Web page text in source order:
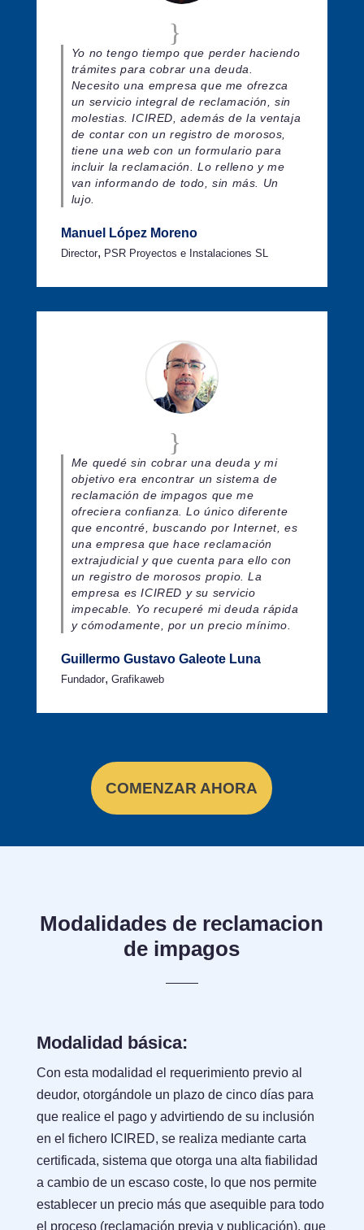
Yo no tengo tiempo que perder haciendo
trámites para cobrar una deuda.
Necesito una empresa que me ofrezca
un servicio integral de reclamación, sin
molestias. ICIRED, además de la ventaja
de contar con un registro de morosos,
tiene una web con un formulario para
incluir la reclamación. Lo relleno y me
van informando de todo, sin más. Un
lujo.
Manuel López Moreno
Director, PSR Proyectos e Instalaciones SL
Me quedé sin cobrar una deuda y mi
objetivo era encontrar un sistema de
reclamación de impagos que me
ofreciera confianza. Lo único diferente
que encontré, buscando por Internet, es
una empresa que hace reclamación
extrajudicial y que cuenta para ello con
un registro de morosos propio. La
empresa es ICIRED y su servicio
impecable. Yo recuperé mi deuda rápida
y cómodamente, por un precio mínimo.
Guillermo Gustavo Galeote Luna
Fundador, Grafikaweb
COMENZAR AHORA
Modalidades de reclamacion
de impagos
Modalidad básica:
Con esta modalidad el requerimiento previo al
deudor, otorgándole un plazo de cinco días para
que realice el pago y advirtiendo de su inclusión
en el fichero ICIRED, se realiza mediante carta
certificada, sistema que otorga una alta fiabilidad
a cambio de un escaso coste, lo que nos permite
establecer un precio más que asequible para todo
el proceso (reclamación previa y publicación), que